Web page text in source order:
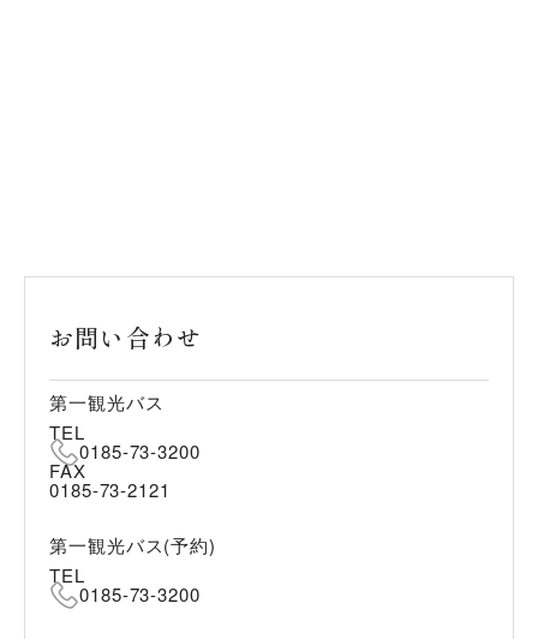
お問い合わせ
第一観光バス
TEL
0185-73-3200
FAX
0185-73-2121
第一観光バス(予約)
TEL
0185-73-3200